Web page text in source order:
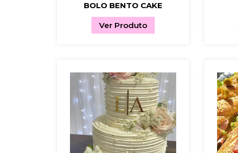
BOLO BENTO CAKE
Ver Produto